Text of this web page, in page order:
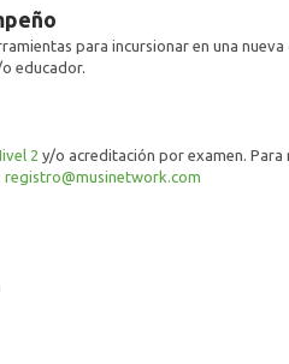
para incursionar en una
educador.
2 y/o acreditación por examen.
registro@musinetwork.com